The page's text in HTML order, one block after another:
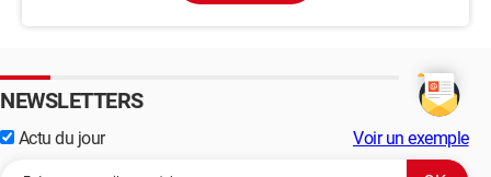
NEWSLETTERS
Actu du jour Voir un exemple